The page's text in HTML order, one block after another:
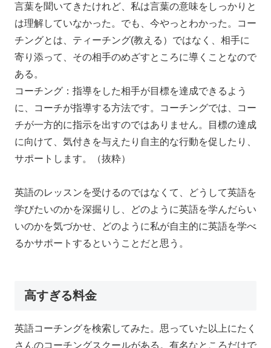
言葉を聞いてきたけれど、私は言葉の意味をしっかりと
は理解していなかった。でも、今やっとわかった。コー
チングとは、ティーチング(教える）ではなく、相手に
寄り添って、その相手のめざすところに導くことなので
ある。
コーチング：指導をした相手が目標を達成できるよう
に、コーチが指導する方法です。コーチングでは、コー
チが一方的に指示を出すのではありません。目標の達成
に向けて、気付きを与えたり自主的な行動を促したり、
サポートします。（抜粋）
英語のレッスンを受けるのではなくて、どうして英語を
学びたいのかを深掘りし、どのように英語を学んだらい
いのかを気づかせ、どのように私が自主的に英語を学べ
るかサポートするということだと思う。
高すぎる料金
英語コーチングを検索してみた。思っていた以上にたく
さんのコーチングスクールがある。有名なところだけで